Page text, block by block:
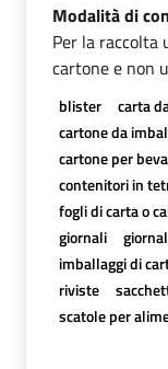
Modalità di
Per la raccolta
cartone e non
blister carta
cartone da
cartone per
contenitori in
fogli di carta o
giornali
imballaggi di
riviste
scatole per